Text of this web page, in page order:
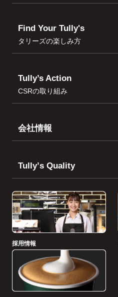
Find Your Tully's
タリーズの楽しみ方
Tully’s Action
CSRの取り組み
会社情報
Tullyʼs Quality
採用情報